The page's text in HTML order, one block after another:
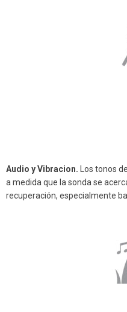
Audio y Vibracion. Los tonos
a medida que la sonda se
recuperación, especialmente